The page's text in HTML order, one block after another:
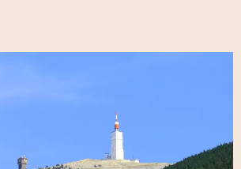
favoris